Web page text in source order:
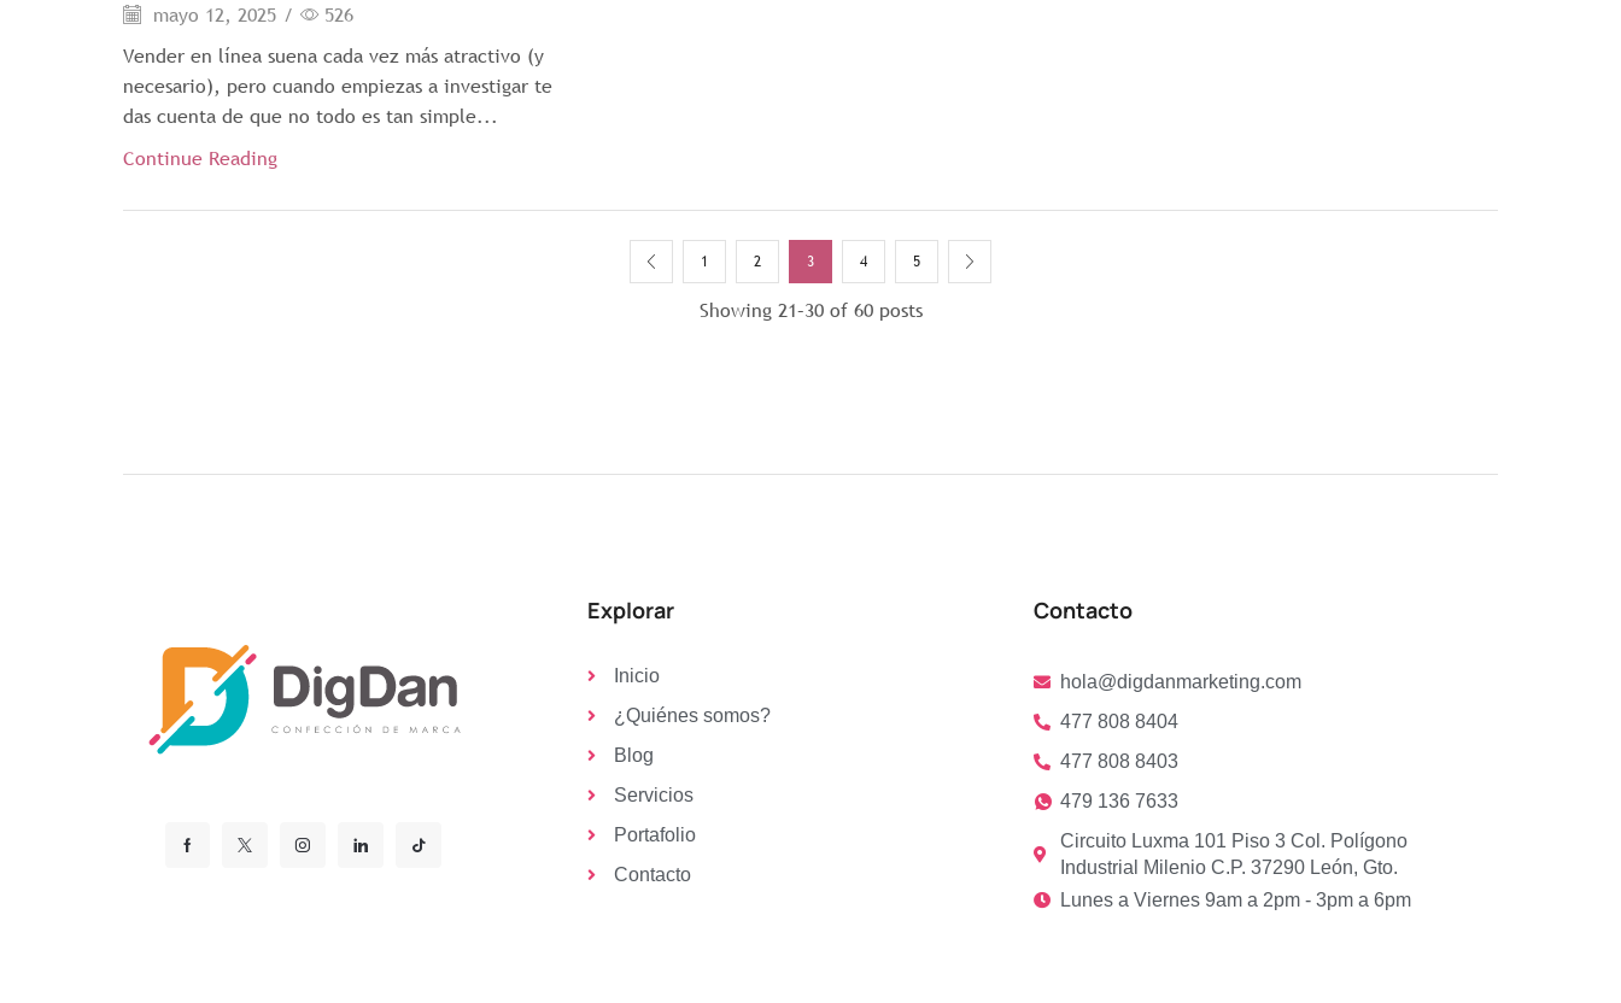
mayo 12, 2025 /
526
Vender en línea suena cada vez más atractivo (y
necesario), pero cuando empiezas a investigar te
das cuenta de que no todo es tan simple...
Continue Reading
Showing 21–30 of 60 posts
1 2 3 4 5
Explorar
Inicio
¿Quiénes somos?
Blog
Servicios
Portafolio
Contacto
Contacto
hola@digdanmarketing.com
477 808 8404
477 808 8403
479 136 7633
Circuito Luxma 101 Piso 3 Col. Polígono
Industrial Milenio C.P. 37290 León, Gto.
Lunes a Viernes 9am a 2pm - 3pm a 6pm